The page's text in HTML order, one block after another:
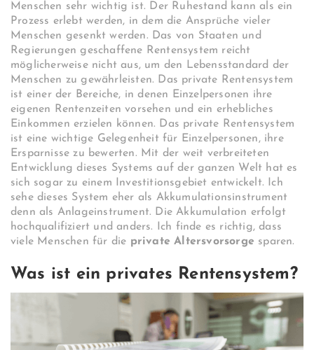
Menschen sehr wichtig ist. Der Ruhestand kann als ein
Prozess erlebt werden, in dem die Ansprüche vieler
Menschen gesenkt werden. Das von Staaten und
Regierungen geschaffene Rentensystem reicht
möglicherweise nicht aus, um den Lebensstandard der
Menschen zu gewährleisten. Das private Rentensystem
ist einer der Bereiche, in denen Einzelpersonen ihre
eigenen Rentenzeiten vorsehen und ein erhebliches
Einkommen erzielen können. Das private Rentensystem
ist eine wichtige Gelegenheit für Einzelpersonen, ihre
Ersparnisse zu bewerten. Mit der weit verbreiteten
Entwicklung dieses Systems auf der ganzen Welt hat es
sich sogar zu einem Investitionsgebiet entwickelt. Ich
sehe dieses System eher als Akkumulationsinstrument
denn als Anlageinstrument. Die Akkumulation erfolgt
hochqualifiziert und anders. Ich finde es richtig, dass
viele Menschen für die private Altersvorsorge sparen.
Was ist ein privates Rentensystem?